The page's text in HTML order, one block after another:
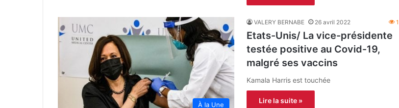
À la Une
VALERY BERNABE 26 avril 2022
Etats-Unis/ La vice-présidente
testée positive au Covid-19,
malgré ses vaccins
Kamala Harris est touchée
Lire la suite »